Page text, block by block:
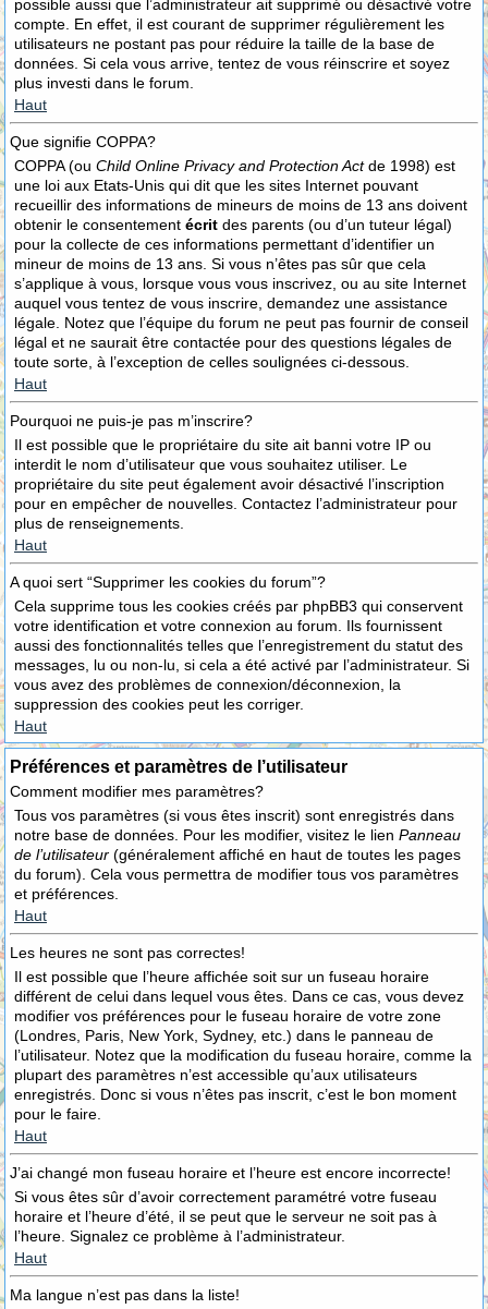
possible aussi que l’administrateur ait supprimé ou désactivé votre
compte. En effet, il est courant de supprimer régulièrement les
utilisateurs ne postant pas pour réduire la taille de la base de
données. Si cela vous arrive, tentez de vous réinscrire et soyez
plus investi dans le forum.
Haut
Que signifie COPPA?
COPPA (ou Child Online Privacy and Protection Actde 1998) est
une loi aux Etats-Unis qui dit que les sites Internet pouvant
recueillir des informations de mineurs de moins de 13 ans doivent
obtenir le consentement écrit des parents (ou d’un tuteur légal)
pour la collecte de ces informations permettant d’identifier un
mineur de moins de 13 ans. Si vous n’êtes pas sûr que cela
s’applique à vous, lorsque vous vous inscrivez, ou au site Internet
auquel vous tentez de vous inscrire, demandez une assistance
légale. Notez que l’équipe du forum ne peut pas fournir de conseil
légal et ne saurait être contactée pour des questions légales de
toute sorte, à l’exception de celles soulignées ci-dessous.
Haut
Pourquoi ne puis-je pas m’inscrire?
Il est possible que le propriétaire du site ait banni votre IP ou
interdit le nom d’utilisateur que vous souhaitez utiliser. Le
propriétaire du site peut également avoir désactivé l’inscription
pour en empêcher de nouvelles. Contactez l’administrateur pour
plus de renseignements.
Haut
A quoi sert “Supprimer les cookies du forum”?
Cela supprime tous les cookies créés par phpBB3 qui conservent
votre identification et votre connexion au forum. Ils fournissent
aussi des fonctionnalités telles que l’enregistrement du statut des
messages, lu ou non-lu, si cela a été activé par l’administrateur. Si
vous avez des problèmes de connexion/déconnexion, la
suppression des cookies peut les corriger.
Haut
Préférences et paramètres de l’utilisateur
Comment modifier mes paramètres?
Tous vos paramètres (si vous êtes inscrit) sont enregistrés dans
notre base de données. Pour les modifier, visitez le lien Panneau
de l’utilisateur (généralement affiché en haut de toutes les pages
du forum). Cela vous permettra de modifier tous vos paramètres
et préférences.
Haut
Les heures ne sont pas correctes!
Il est possible que l’heure affichée soit sur un fuseau horaire
différent de celui dans lequel vous êtes. Dans ce cas, vous devez
modifier vos préférences pour le fuseau horaire de votre zone
(Londres, Paris, New York, Sydney, etc.) dans le panneau de
l’utilisateur. Notez que la modification du fuseau horaire, comme la
plupart des paramètres n’est accessible qu’aux utilisateurs
enregistrés. Donc si vous n’êtes pas inscrit, c’est le bon moment
pour le faire.
Haut
J’ai changé mon fuseau horaire et l’heure est encore incorrecte!
Si vous êtes sûr d’avoir correctement paramétré votre fuseau
horaire et l’heure d’été, il se peut que le serveur ne soit pas à
l’heure. Signalez ce problème à l’administrateur.
Haut
Ma langue n’est pas dans la liste!